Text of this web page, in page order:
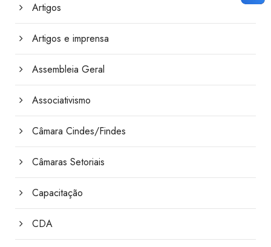
Artigos
Artigos e imprensa
Assembleia Geral
Associativismo
Câmara Cindes/Findes
Câmaras Setoriais
Capacitação
CDA